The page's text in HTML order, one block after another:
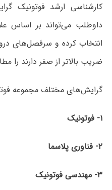
کارشناسی ارشد فوتونیک
داوطلب می‌تواند بر اساس
انتخاب کرده و سرفصل‌های
ضریب بالاتر از صفر دارند را
گرایش‌های مختلف مجموعه
۱- فوتونیک
۲- فناوری پلاسما
۳- مهندسی فوتونیک